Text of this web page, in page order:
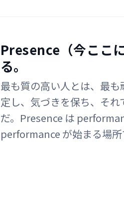
Presence（今ここ
る。
最も質の高い人とは、最
定し、気づきを保ち、そ
だ。Presence は
performance が始まる場所